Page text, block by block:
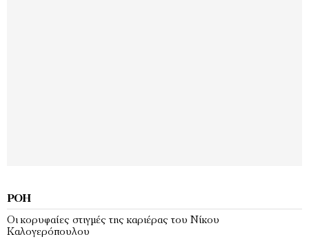
ΡΟΉ
Οι κορυφαίες στιγμές της καριέρας του Νίκου
Καλογερόπουλου